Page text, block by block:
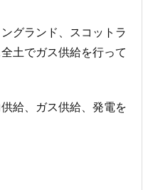
グランド、スコットラ
土でガス供給を行って
給、ガス供給、発電を